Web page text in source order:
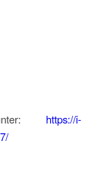
https://i-